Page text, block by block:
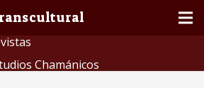
Chamánicos